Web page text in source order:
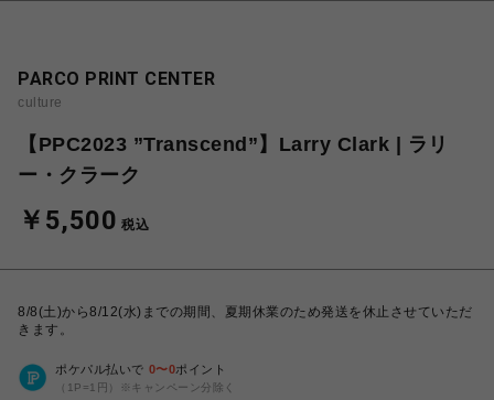
PARCO PRINT CENTER
culture
【PPC2023 ”Transcend”】Larry Clark | ラリ
ー・クラーク
￥5,500 税込
8/8(土)から8/12(水)までの期間、夏期休業のため発送を休止させていただ
きます。
ポケパル払いで 0〜0ポイント
（1P=1円）※キャンペーン分除く